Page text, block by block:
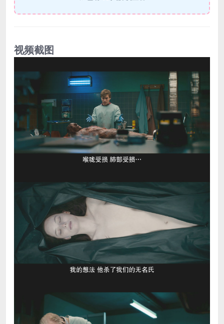
视频截图